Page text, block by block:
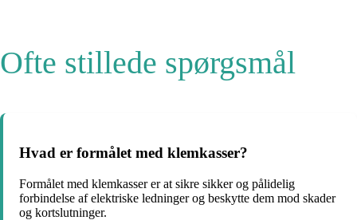
Ofte stillede spørgsmål
Hvad er formålet med klemkasser?
Formålet med klemkasser er at sikre sikker og pålidelig
forbindelse af elektriske ledninger og beskytte dem mod skader
og kortslutninger.